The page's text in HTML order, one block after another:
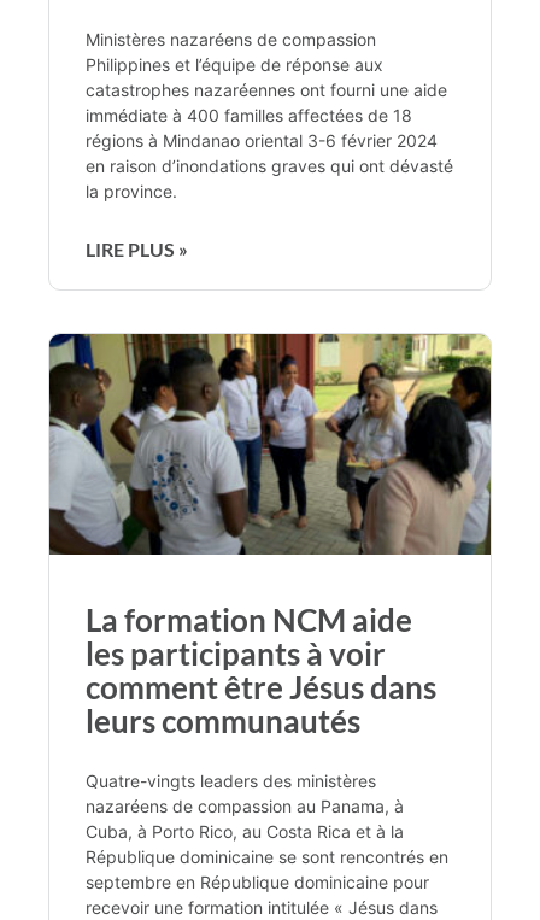
Ministères nazaréens de compassion
Philippines et l’équipe de réponse aux
catastrophes nazaréennes ont fourni une aide
immédiate à 400 familles affectées de 18
régions à Mindanao oriental 3-6 février 2024
en raison d’inondations graves qui ont dévasté
la province.
LIRE PLUS »
La formation NCM aide
les participants à voir
comment être Jésus dans
leurs communautés
Quatre-vingts leaders des ministères
nazaréens de compassion au Panama, à
Cuba, à Porto Rico, au Costa Rica et à la
République dominicaine se sont rencontrés en
septembre en République dominicaine pour
recevoir une formation intitulée « Jésus dans